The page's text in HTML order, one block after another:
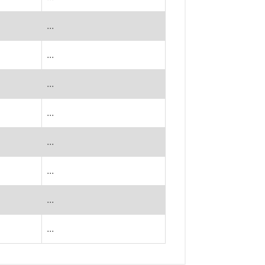
...
...
...
...
...
...
...
...